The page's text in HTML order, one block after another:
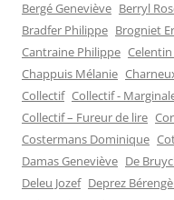
r
e
)
t
r
e
)
t
r
e
)
Bergé Geneviève Berryl
Bradfer Philippe Brogniet
Cantraine Philippe
Chappuis Mélanie
Collectif Collectif -
Collectif – Fureur de lire
Costermans Dominique
Damas Geneviève De
Deleu Jozef Deprez